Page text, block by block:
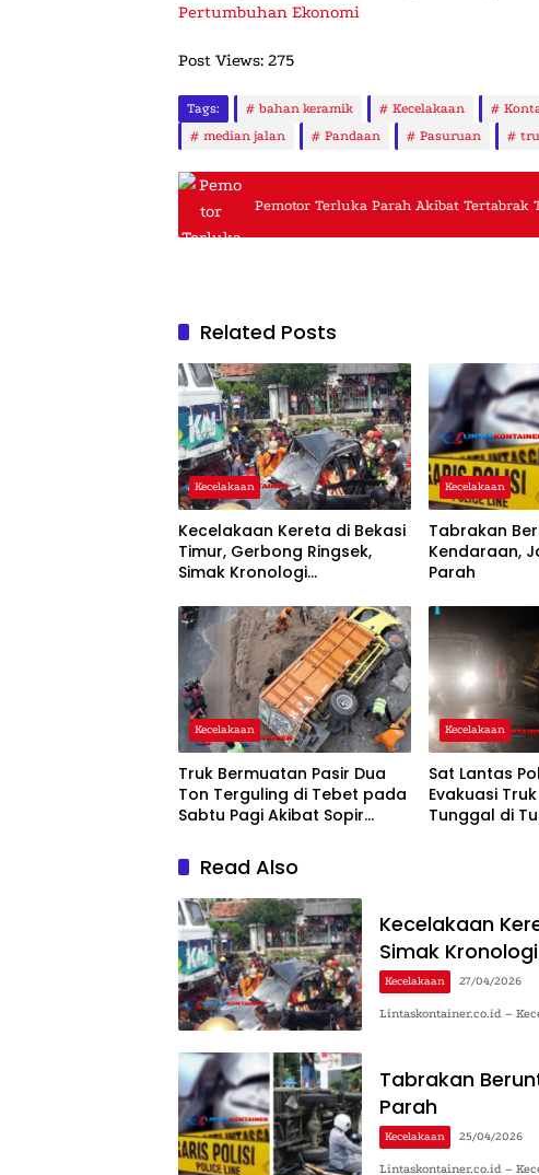
Pertumbuhan Ekonomi
Post Views: 275
Tags: bahan keramik Kecelakaan
median jalan
Pandaan Pasuruan
Pemotor Terluka Parah Akibat Tertabrak
Related Posts
Kecelakaan
Kecelakaan Kereta di Bekasi
Timur, Gerbong Ringsek,
Simak Kronologi
Kecelakaan
Tabrakan
Kendaraan,
Parah
Kecelakaan
Truk Bermuatan Pasir Dua
Ton Terguling di Tebet pada
Sabtu Pagi Akibat Sopir
Kecelakaan
Sat Lantas
Evakuasi
Tunggal di
Read Also
Kecelakaan
Simak
Kecelakaan 27/04/2026
Lintaskontainer.co.id –
Tabrakan
Parah
Kecelakaan 25/04/2026
Lintaskontainer.co.id –